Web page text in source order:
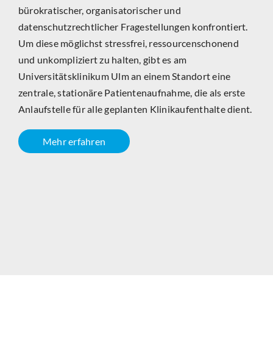
bürokratischer, organisatorischer und
datenschutzrechtlicher Fragestellungen konfrontiert.
Um diese möglichst stressfrei, ressourcenschonend
und unkompliziert zu halten, gibt es am
Universitätsklinikum Ulm an einem Standort eine
zentrale, stationäre Patientenaufnahme, die als erste
Anlaufstelle für alle geplanten Klinikaufenthalte dient.
Mehr erfahren